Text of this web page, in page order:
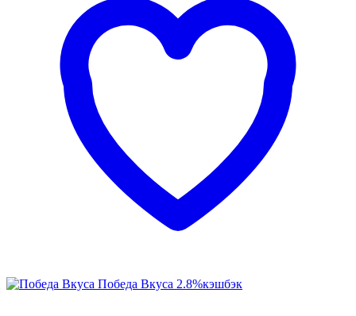
Победа Вкуса 2.8%кэшбэк